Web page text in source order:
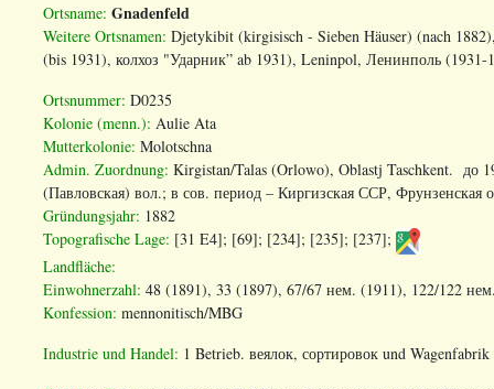
Ortsname: Gnadenfeld
Weitere Ortsnamen: Djetykibit (kirgisisch - Sieben Häuser) (nach
(bis 1931), колхоз "Ударник” ab 1931), Leninpol, Ленинполь (1931-
Ortsnummer: D0235
Kolonie (menn.): Aulie Ata
Mutterkolonie: Molotschna
Admin. Zuordnung: Kirgistan/Talas (Orlowo), Oblastj Taschkent. до
(Павловская) вол.; в сов. период – Киргизская ССР, Фрунзенская
Gründungsjahr: 1882
Topografische Lage: [31 E4]; [69]; [234]; [235]; [237];
Landfläche:
Einwohnerzahl: 48 (1891), 33 (1897), 67/67 нем. (1911), 122/122
Konfession: mennonitisch/MBG
Industrie und Handel: 1 Betrieb. веялок, сортировок und